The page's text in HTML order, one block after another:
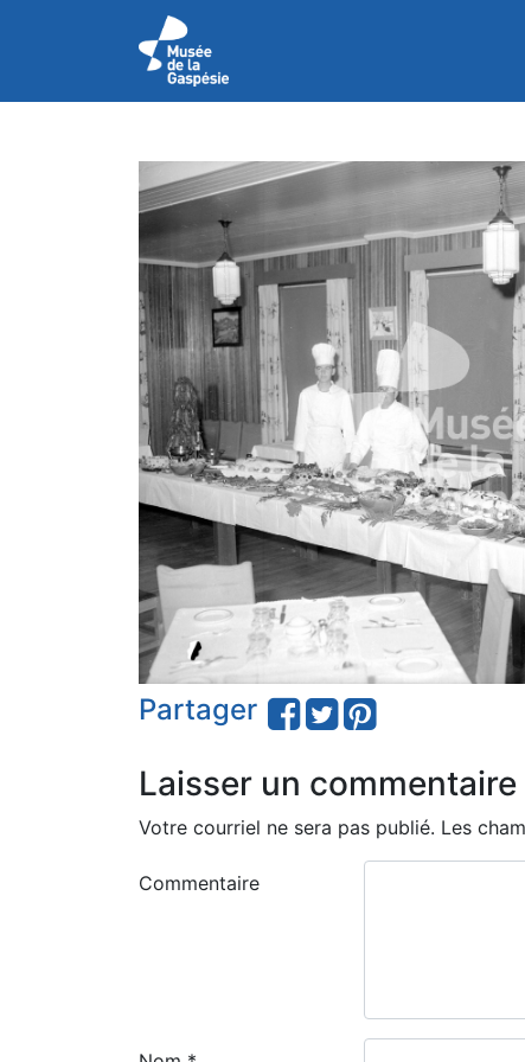
Partager
Laisser un commentaire
Votre courriel ne sera pas publié. Les
Commentaire